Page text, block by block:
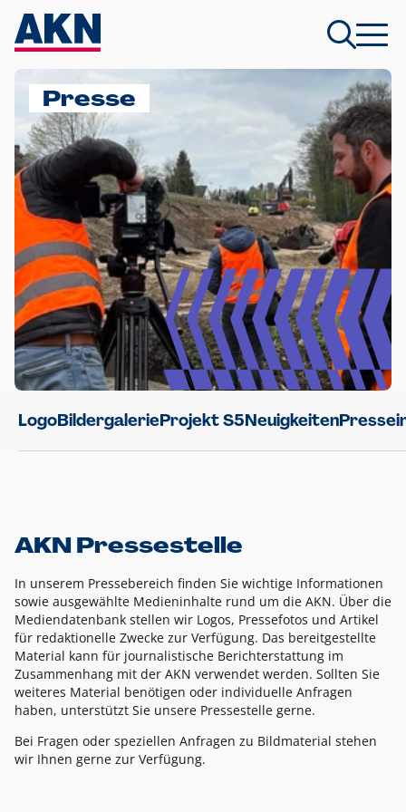
Presse
LogoBildergalerieProjekt S5Neuigkeiten
AKN Pressestelle
In unserem Pressebereich finden Sie wichtige Informationen
sowie ausgewählte Medieninhalte rund um die AKN. Über die
Mediendatenbank stellen wir Logos, Pressefotos und Artikel
für redaktionelle Zwecke zur Verfügung. Das bereitgestellte
Material kann für journalistische Berichterstattung im
Zusammenhang mit der AKN verwendet werden. Sollten Sie
weiteres Material benötigen oder individuelle Anfragen
haben, unterstützt Sie unsere Pressestelle gerne.
Bei Fragen oder speziellen Anfragen zu Bildmaterial stehen
wir Ihnen gerne zur Verfügung.